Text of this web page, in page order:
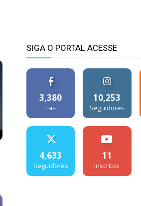
SIGA O PORTAL ACESSE
3,380
Fãs
10,253
Seguidores
4,633
Seguidores
11
Inscritos